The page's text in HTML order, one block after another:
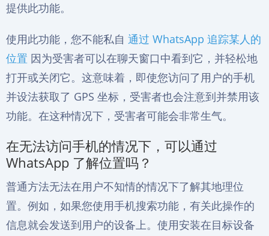
提供此功能。
使用此功能，您不能私自 通过 WhatsApp 追踪某人的
位置 因为受害者可以在聊天窗口中看到它，并轻松地
打开或关闭它。这意味着，即使您访问了用户的手机
并设法获取了 GPS 坐标，受害者也会注意到并禁用该
功能。在这种情况下，受害者可能会非常生气。
在无法访问手机的情况下，可以通过
WhatsApp 了解位置吗？
普通方法无法在用户不知情的情况下了解其地理位
置。例如，如果您使用手机搜索功能，有关此操作的
信息就会发送到用户的设备上。使用安装在目标设备